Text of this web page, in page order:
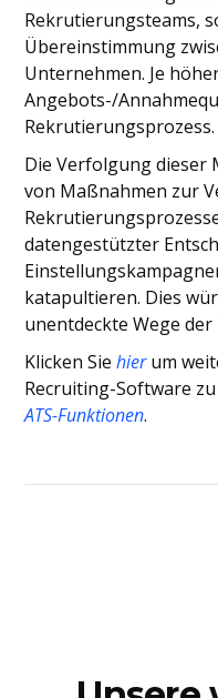
Rekrutierungsteams,
Übereinstimmung
Unternehmen. Je
Angebots-/
Rekrutierungsprozess.
Die Verfolgung dieser
von Maßnahmen zur
datengestützter
katapultieren. Dies
unentdeckte Wege
Klicken Siehierum
Recruiting-Software
ATS-Funktionen.